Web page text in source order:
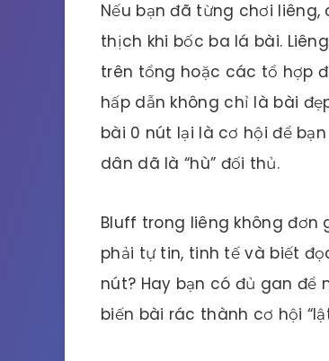
Nếu bạn đã từng chơi
thịch khi bốc ba lá bài.
trên tổng hoặc các tổ hợp
hấp dẫn không chỉ là bài
bài 0 nút lại là cơ hội để
dân dã là “hù” đối thủ.
Bluff trong liêng không đơn
phải tự tin, tinh tế và biết
nút? Hay bạn có đủ gan để
biến bài rác thành cơ hội